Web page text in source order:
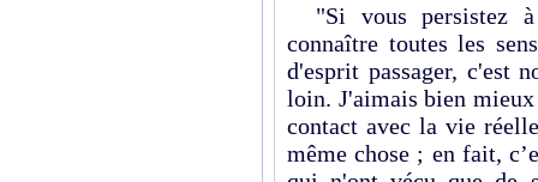
"Si vous persistez
connaître toutes les
d'esprit passager, c'est
loin. J'aimais bien
contact avec la vie
même chose ; en fait,